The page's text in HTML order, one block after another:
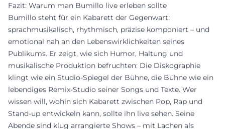
Fazit: Warum man Bumillo live erleben sollte
Bumillo steht für ein Kabarett der Gegenwart:
sprachmusikalisch, rhythmisch, präzise komponiert – und
emotional nah an den Lebenswirklichkeiten seines
Publikums. Er zeigt, wie sich Humor, Haltung und
musikalische Produktion befruchten: Die Diskographie
klingt wie ein Studio-Spiegel der Bühne, die Bühne wie ein
lebendiges Remix-Studio seiner Songs und Texte. Wer
wissen will, wohin sich Kabarett zwischen Pop, Rap und
Stand-up entwickeln kann, sollte ihn live sehen. Seine
Abende sind klug arrangierte Shows – mit Lachen als